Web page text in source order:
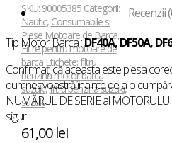
SKU: 90005385 Categorii:
Nautic, Consumabile si
Piese Motoare de Barca,
Filtre pentru motoare de
barca Etichete:filtru
benzina motor barca
suzuki,filtru benzina suzuki,
suzuki
61,00lei
Recenzii
Tip Motor Barca :DF40A, DF50A,
Confirmați că aceasta este piesa
dumneavoastră înainte de a o
NUMĂRUL DE SERIE al
sigur.